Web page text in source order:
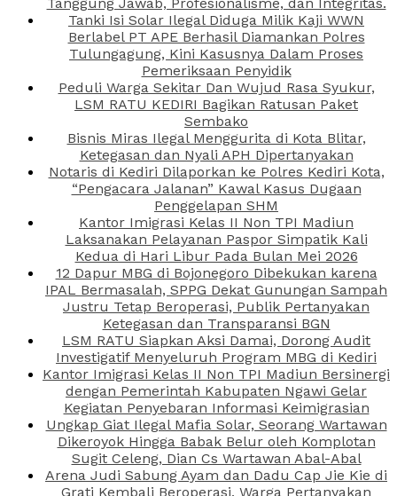
Tanki Isi Solar Ilegal Diduga Milik Kaji WWN
Berlabel PT APE Berhasil Diamankan Polres
Tulungagung, Kini Kasusnya Dalam Proses
Pemeriksaan Penyidik
Peduli Warga Sekitar Dan Wujud Rasa Syukur,
LSM RATU KEDIRI Bagikan Ratusan Paket
Sembako
Bisnis Miras Ilegal Menggurita di Kota Blitar,
Ketegasan dan Nyali APH Dipertanyakan
Notaris di Kediri Dilaporkan ke Polres Kediri Kota,
“Pengacara Jalanan” Kawal Kasus Dugaan
Penggelapan SHM
Kantor Imigrasi Kelas II Non TPI Madiun
Laksanakan Pelayanan Paspor Simpatik Kali
Kedua di Hari Libur Pada Bulan Mei 2026
12 Dapur MBG di Bojonegoro Dibekukan karena
IPAL Bermasalah, SPPG Dekat Gunungan Sampah
Justru Tetap Beroperasi, Publik Pertanyakan
Ketegasan dan Transparansi BGN
LSM RATU Siapkan Aksi Damai, Dorong Audit
Investigatif Menyeluruh Program MBG di Kediri
Kantor Imigrasi Kelas II Non TPI Madiun Bersinergi
dengan Pemerintah Kabupaten Ngawi Gelar
Kegiatan Penyebaran Informasi Keimigrasian
Ungkap Giat Ilegal Mafia Solar, Seorang Wartawan
Dikeroyok Hingga Babak Belur oleh Komplotan
Sugit Celeng, Dian Cs Wartawan Abal-Abal
Arena Judi Sabung Ayam dan Dadu Cap Jie Kie di
Grati Kembali Beroperasi, Warga Pertanyakan